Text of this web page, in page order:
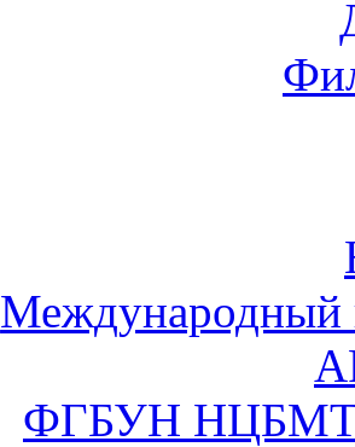
Международный
ФГБУН НЦБМТ